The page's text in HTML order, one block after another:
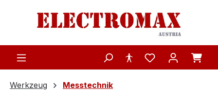
Zum Hauptinhalt springen
Werkzeug Messtechnik